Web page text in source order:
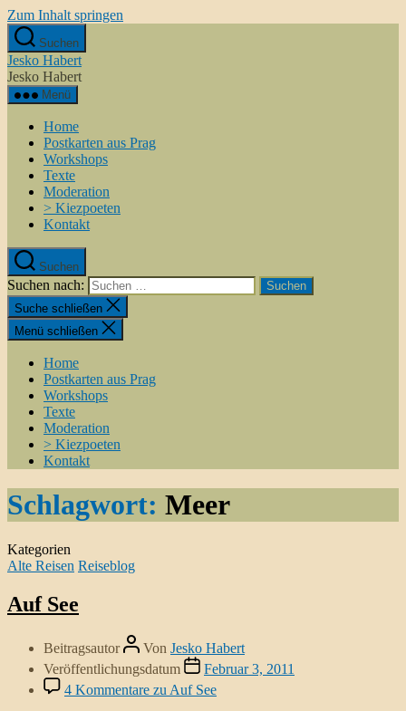
Zum Inhalt springen
Suchen
Jesko Habert
Jesko Habert
Menü
Home
Postkarten aus Prag
Workshops
Texte
Moderation
> Kiezpoeten
Kontakt
Suchen
Suchen nach:
Suche schließen
Menü schließen
Home
Postkarten aus Prag
Workshops
Texte
Moderation
> Kiezpoeten
Kontakt
Schlagwort: Meer
Kategorien
Alte Reisen Reiseblog
Auf See
Beitragsautor Von Jesko Habert
Veröffentlichungsdatum
Februar 3, 2011
4 Kommentare zu Auf See